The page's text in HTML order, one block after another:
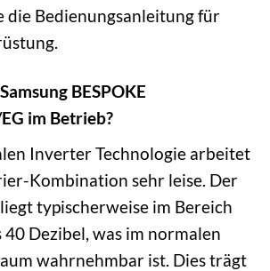
die Bedienungsanleitung für
BESPOKE
im Betrieb?
Inverter Technologie arbeitet
Kombination sehr leise. Der
typischerweise im Bereich
Dezibel, was im normalen
wahrnehmbar ist. Dies trägt